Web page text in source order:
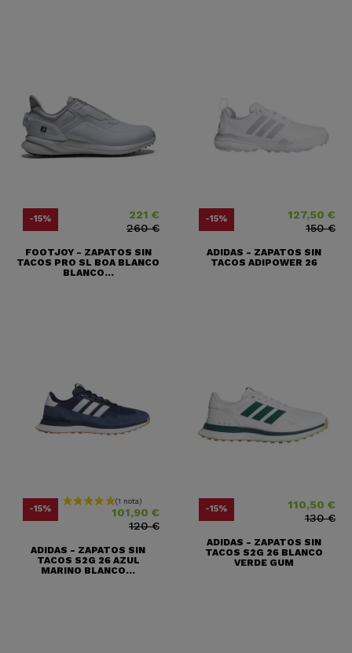
-15% Precio221 €
Precio base
260 €
FOOTJOY - ZAPATOS SIN
TACOS PRO SL BOA BLANCO
BLANCO...
-15% Precio127,50 €
Precio base
150 €
ADIDAS - ZAPATOS SIN
TACOS ADIPOWER 26
-15% Precio 101,90 €
Precio base
120 €
ADIDAS - ZAPATOS SIN
TACOS S2G 26 AZUL
MARINO BLANCO...
-15% Precio110,50 €
Precio base
130 €
ADIDAS - ZAPATOS SIN
TACOS S2G 26 BLANCO
VERDE GUM